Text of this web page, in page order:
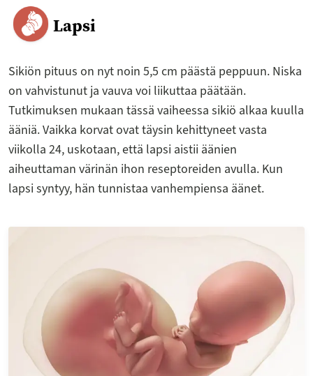
Lapsi
Sikiön pituus on nyt noin 5,5 cm päästä peppuun. Niska
on vahvistunut ja vauva voi liikuttaa päätään.
Tutkimuksen mukaan tässä vaiheessa sikiö alkaa kuulla
ääniä. Vaikka korvat ovat täysin kehittyneet vasta
viikolla 24, uskotaan, että lapsi aistii äänien
aiheuttaman värinän ihon reseptoreiden avulla. Kun
lapsi syntyy, hän tunnistaa vanhempiensa äänet.